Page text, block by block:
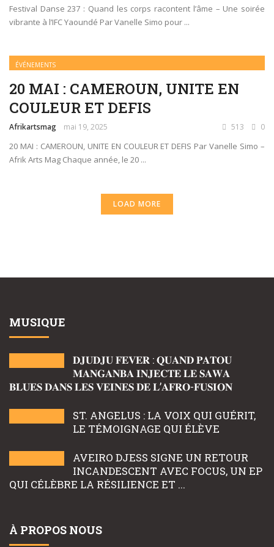
Festival Danse 237 : Quand les corps racontent l’âme – Une soirée
vibrante à l’IFC Yaoundé Par Vanelle Simo pour ...
ÉVÉNEMENTS
20 MAI : CAMEROUN, UNITE EN
COULEUR ET DEFIS
Afrikartsmag mai 19, 2025 513 0
20 MAI : CAMEROUN, UNITE EN COULEUR ET DEFIS Par Vanelle Simo –
Afrik Arts Mag Chaque année, le 20 ...
LOAD MORE
MUSIQUE
𝐃𝐉𝐔𝐃𝐉𝐔 𝐅𝐄𝐕𝐄𝐑 : 𝐐𝐔𝐀𝐍𝐃 𝐏𝐀𝐓𝐎𝐔
𝐌𝐀𝐍𝐆𝐀𝐍𝐁𝐀 𝐈𝐍𝐉𝐄𝐂𝐓𝐄 𝐋𝐄 𝐒𝐀𝐖𝐀
𝐁𝐋𝐔𝐄𝐒 𝐃𝐀𝐍𝐒 𝐋𝐄𝐒 𝐕𝐄𝐈𝐍𝐄𝐒 𝐃𝐄 𝐋’𝐀𝐅𝐑𝐎-𝐅𝐔𝐒𝐈𝐎𝐍
ST. ANGELUS : LA VOIX QUI GUÉRIT,
LE TÉMOIGNAGE QUI ÉLÈVE
AVEIRO DJESS SIGNE UN RETOUR
INCANDESCENT AVEC FOCUS, UN EP
QUI CÉLÈBRE LA RÉSILIENCE ET ...
À PROPOS NOUS